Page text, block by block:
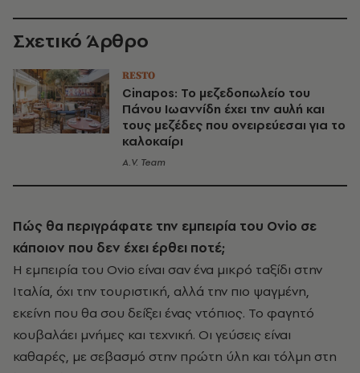
Σχετικό Άρθρο
RESTO
Cinapos: Το μεζεδοπωλείο του
Πάνου Ιωαννίδη έχει την αυλή και
τους μεζέδες που ονειρεύεσαι για το
καλοκαίρι
A.V. Team
Πώς θα περιγράφατε την εμπειρία του Ovio σε
κάποιον που δεν έχει έρθει ποτέ;
Η εμπειρία του Ovio είναι σαν ένα μικρό ταξίδι στην
Ιταλία, όχι την τουριστική, αλλά την πιο ψαγμένη,
εκείνη που θα σου δείξει ένας ντόπιος. Το φαγητό
κουβαλάει μνήμες και τεχνική. Οι γεύσεις είναι
καθαρές, με σεβασμό στην πρώτη ύλη και τόλμη στη